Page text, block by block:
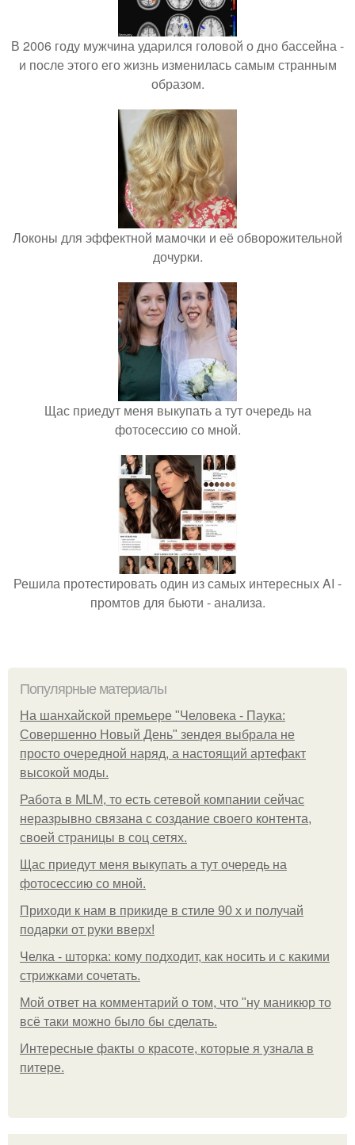
В 2006 году мужчина ударился головой о дно бассейна -
и после этого его жизнь изменилась самым странным
образом.
Локоны для эффектной мамочки и её обворожительной
дочурки.
Щас приедут меня выкупать а тут очередь на
фотосессию со мной.
Решила протестировать один из самых интересных AI -
промтов для бьюти - анализа.
Популярные материалы
На шанхайской премьере "Человека - Паука:
Совершенно Новый День" зендея выбрала не
просто очередной наряд, а настоящий артефакт
высокой моды.
Работа в MLM, то есть сетевой компании сейчас
неразрывно связана с создание своего контента,
своей страницы в соц сетях.
Щас приедут меня выкупать а тут очередь на
фотосессию со мной.
Приходи к нам в прикиде в стиле 90 х и получай
подарки от руки вверх!
Челка - шторка: кому подходит, как носить и с какими
стрижками сочетать.
Мой ответ на комментарий о том, что "ну маникюр то
всё таки можно было бы сделать.
Интересные факты о красоте, которые я узнала в
питере.